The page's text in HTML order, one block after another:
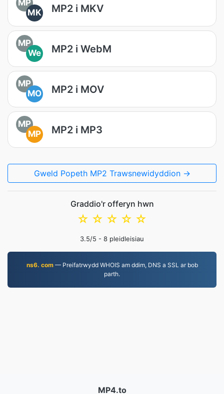
MP
MK
MP2 i MKV
MP
We
MP2 i WebM
MP
MO
MP2 i MOV
MP
MP
MP2 i MP3
Gweld Popeth MP2 Trawsnewidyddion →
Graddio'r offeryn hwn
☆
☆
☆
☆
☆
3.5/5 - 8 pleidleisiau
ns6. com— Preifatrwydd WHOIS am ddim, DNS a SSL ar bob
parth.
MP4.to